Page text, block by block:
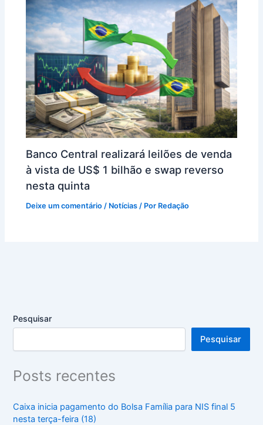
Banco Central realizará leilões de venda
à vista de US$ 1 bilhão e swap reverso
nesta quinta
Deixe um comentário / Notícias / Por Redação
Pesquisar
Pesquisar
Posts recentes
Caixa inicia pagamento do Bolsa Família para NIS final 5
nesta terça-feira (18)